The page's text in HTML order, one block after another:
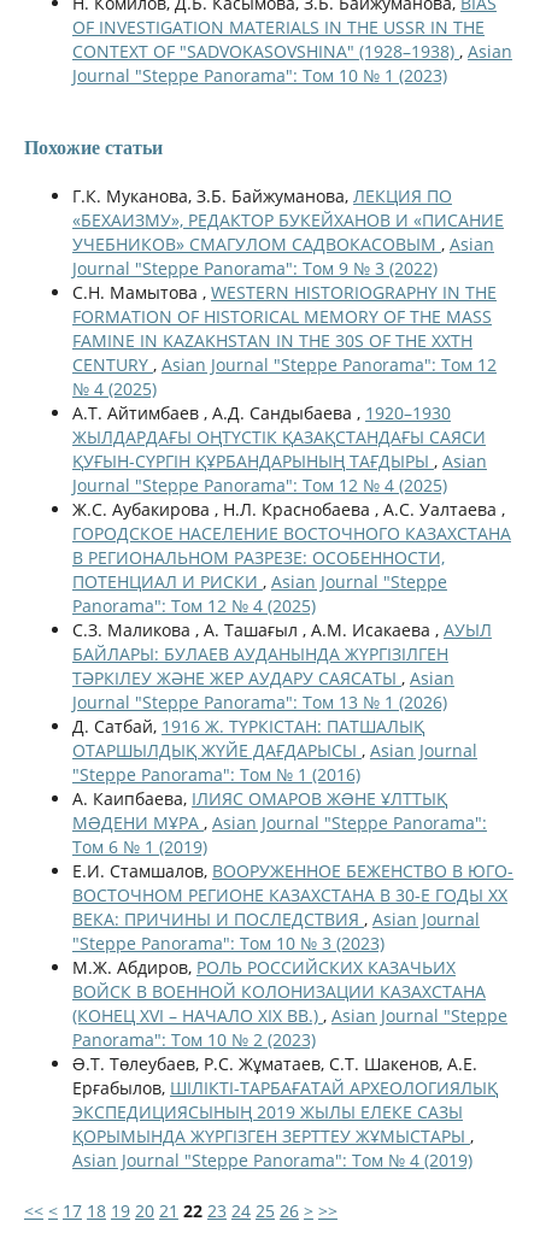
OF INVESTIGATION MATERIALS IN THE USSR IN THE
CONTEXT OF "SADVOKASOVSHINA" (1928–1938) , Asian
Journal "Steppe Panorama": Том 10 № 1 (2023)
Похожие статьи
Г.К. Муканова, З.Б. Байжуманова, ЛЕКЦИЯ ПО
«БЕХАИЗМУ», РЕДАКТОР БУКЕЙХАНОВ И «ПИСАНИЕ
УЧЕБНИКОВ» СМАГУЛОМ САДВОКАСОВЫМ , Asian
Journal "Steppe Panorama": Том 9 № 3 (2022)
С.Н. Мамытова , WESTERN HISTORIOGRAPHY IN THE
FORMATION OF HISTORICAL MEMORY OF THE MASS
FAMINE IN KAZAKHSTAN IN THE 30S OF THE XXTH
CENTURY , Asian Journal "Steppe Panorama": Том 12
№ 4 (2025)
А.Т. Айтимбаев , А.Д. Сандыбаева , 1920–1930
ЖЫЛДАРДАҒЫ ОҢТҮСТІК ҚАЗАҚСТАНДАҒЫ САЯСИ
ҚУҒЫН-СҮРГІН ҚҰРБАНДАРЫНЫҢ ТАҒДЫРЫ , Asian
Journal "Steppe Panorama": Том 12 № 4 (2025)
Ж.С. Аубакирова , Н.Л. Краснобаева , А.С. Уалтаева ,
ГОРОДСКОЕ НАСЕЛЕНИЕ ВОСТОЧНОГО КАЗАХСТАНА
В РЕГИОНАЛЬНОМ РАЗРЕЗЕ: ОСОБЕННОСТИ,
ПОТЕНЦИАЛ И РИСКИ , Asian Journal "Steppe
Panorama": Том 12 № 4 (2025)
С.З. Маликова , А. Ташағыл , А.М. Исакаева , АУЫЛ
БАЙЛАРЫ: БУЛАЕВ АУДАНЫНДА ЖҮРГІЗІЛГЕН
ТӘРКІЛЕУ ЖӘНЕ ЖЕР АУДАРУ САЯСАТЫ , Asian
Journal "Steppe Panorama": Том 13 № 1 (2026)
Д. Сатбай, 1916 Ж. ТҮРКІСТАН: ПАТШАЛЫҚ
ОТАРШЫЛДЫҚ ЖҮЙЕ ДАҒДАРЫСЫ , Asian Journal
"Steppe Panorama": Том № 1 (2016)
А. Каипбаева, ІЛИЯС ОМАРОВ ЖƏНЕ ҰЛТТЫҚ
МƏДЕНИ МҰРА , Asian Journal "Steppe Panorama":
Том 6 № 1 (2019)
Е.И. Стамшалов, ВООРУЖЕННОЕ БЕЖЕНСТВО В ЮГО-
ВОСТОЧНОМ РЕГИОНЕ КАЗАХСТАНА В 30-Е ГОДЫ XX
ВЕКА: ПРИЧИНЫ И ПОСЛЕДСТВИЯ , Asian Journal
"Steppe Panorama": Том 10 № 3 (2023)
М.Ж. Абдиров, РОЛЬ РОССИЙСКИХ КАЗАЧЬИХ
ВОЙСК В ВОЕННОЙ КОЛОНИЗАЦИИ КАЗАХСТАНА
(КОНЕЦ XVI – НАЧАЛО XIX ВВ.) , Asian Journal "Steppe
Panorama": Том 10 № 2 (2023)
Ə.Т. Төлеубаев, Р.С. Жұматаев, С.Т. Шакенов, А.Е.
Ерғабылов, ШІЛІКТІ-ТАРБАҒАТАЙ АРХЕОЛОГИЯЛЫҚ
ЭКСПЕДИЦИЯСЫНЫҢ 2019 ЖЫЛЫ ЕЛЕКЕ САЗЫ
ҚОРЫМЫНДА ЖҮРГІЗГЕН ЗЕРТТЕУ ЖҰМЫСТАРЫ ,
Asian Journal "Steppe Panorama": Том № 4 (2019)
<< < 17 18 19 20 21 22 23 24 25 26 > >>